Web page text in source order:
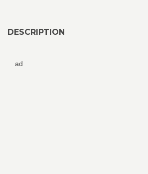
DESCRIPTION
ad